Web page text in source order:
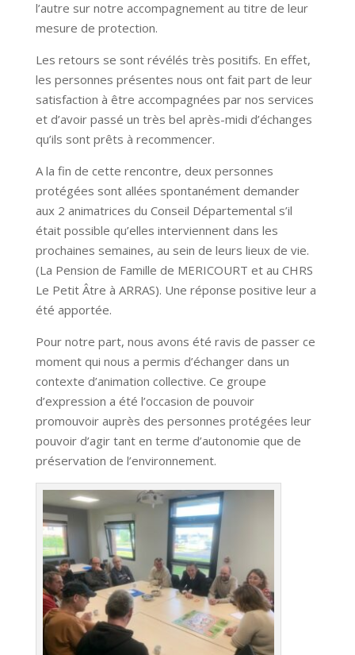
l’autre sur notre accompagnement au titre de leur
mesure de protection.
Les retours se sont révélés très positifs. En effet,
les personnes présentes nous ont fait part de leur
satisfaction à être accompagnées par nos services
et d’avoir passé un très bel après-midi d’échanges
qu’ils sont prêts à recommencer.
A la fin de cette rencontre, deux personnes
protégées sont allées spontanément demander
aux 2 animatrices du Conseil Départemental s’il
était possible qu’elles interviennent dans les
prochaines semaines, au sein de leurs lieux de vie.
(La Pension de Famille de MERICOURT et au CHRS
Le Petit Âtre à ARRAS). Une réponse positive leur a
été apportée.
Pour notre part, nous avons été ravis de passer ce
moment qui nous a permis d’échanger dans un
contexte d’animation collective. Ce groupe
d’expression a été l’occasion de pouvoir
promouvoir auprès des personnes protégées leur
pouvoir d’agir tant en terme d’autonomie que de
préservation de l’environnement.